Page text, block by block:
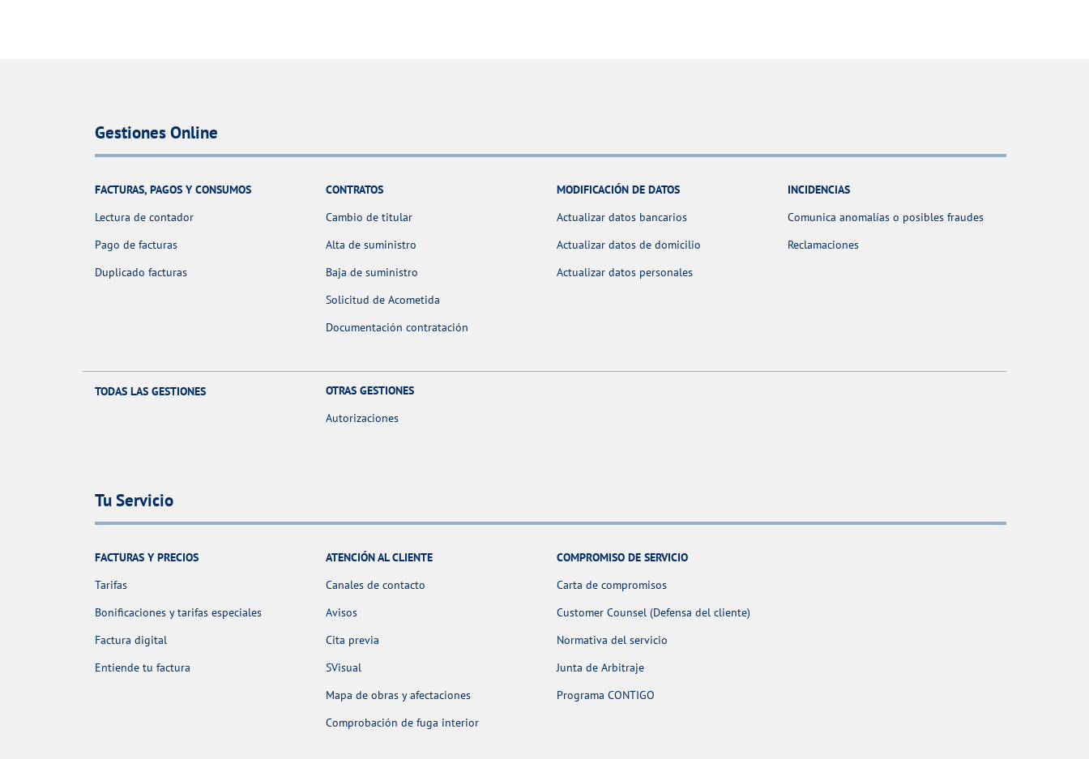
Gestiones Online
FACTURAS, PAGOS Y CONSUMOS
Lectura de contador
Pago de facturas
Duplicado facturas
CONTRATOS
Cambio de titular
Alta de suministro
Baja de suministro
Solicitud de Acometida
Documentación contratación
MODIFICACIÓN DE DATOS
Actualizar datos bancarios
Actualizar datos de domicilio
Actualizar datos personales
INCIDENCIAS
Comunica anomalías o posibles fraudes
Reclamaciones
TODAS LAS GESTIONES
OTRAS GESTIONES
Autorizaciones
Tu Servicio
FACTURAS Y PRECIOS
Tarifas
Bonificaciones y tarifas especiales
Factura digital
Entiende tu factura
ATENCIÓN AL CLIENTE
Canales de contacto
Avisos
Cita previa
SVisual
Mapa de obras y afectaciones
Comprobación de fuga interior
COMPROMISO DE SERVICIO
Carta de compromisos
Customer Counsel (Defensa del cliente)
Normativa del servicio
Junta de Arbitraje
Programa CONTIGO